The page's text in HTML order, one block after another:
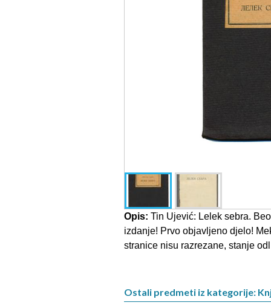
Opis: Tin Ujević: Lelek sebra.
izdanje! Prvo objavljeno djelo!
stranice nisu razrezane, stanje
Ostali predmeti iz kategorije: